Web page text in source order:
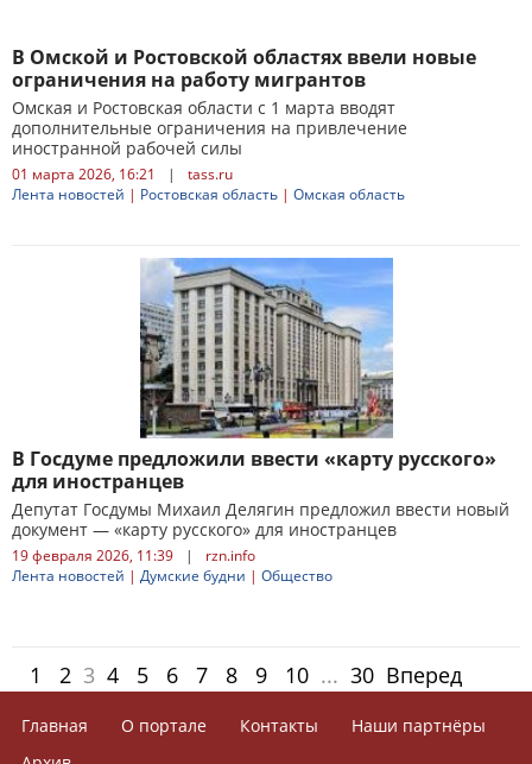
В Омской и Ростовской областях ввели новые
ограничения на работу мигрантов
Омская и Ростовская области с 1 марта вводят
дополнительные ограничения на привлечение
иностранной рабочей силы
01 марта 2026, 16:21 |
tass.ru
Лента новостей | Ростовская область | Омская область
В Госдуме предложили ввести «карту русского»
для иностранцев
Депутат Госдумы Михаил Делягин предложил ввести новый
документ — «карту русского» для иностранцев
19 февраля 2026, 11:39 |
rzn.info
Лента новостей | Думские будни | Общество
1 2 3 4 5 6 7 8 9 10 ... 30 Вперед
Главная О портале Контакты
Наши партнёры